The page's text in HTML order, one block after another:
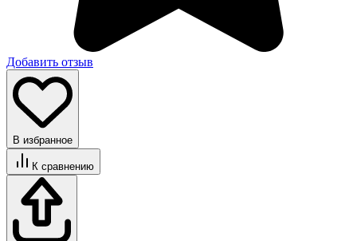
Добавить отзыв
В избранное
К сравнению